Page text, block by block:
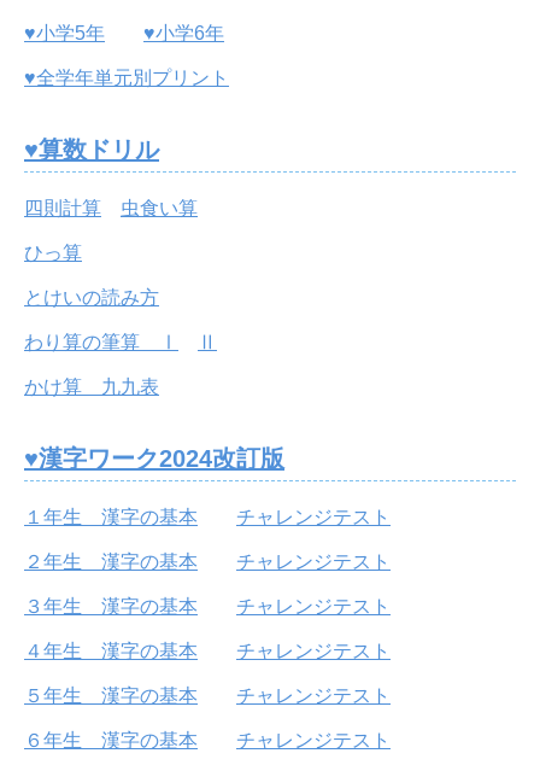
♥小学5年 ♥小学6年
♥全学年単元別プリント
♥算数ドリル
四則計算 虫食い算
ひっ算
とけいの読み方
わり算の筆算 Ⅰ Ⅱ
かけ算 九九表
♥漢字ワーク2024改訂版
１年生 漢字の基本 チャレンジテスト
２年生 漢字の基本 チャレンジテスト
３年生 漢字の基本 チャレンジテスト
４年生 漢字の基本 チャレンジテスト
５年生 漢字の基本 チャレンジテスト
６年生 漢字の基本 チャレンジテスト